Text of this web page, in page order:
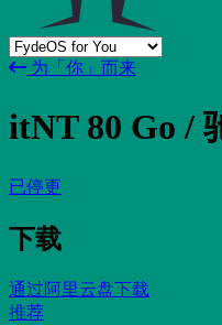
为「你」而来
itNT 80 Go /
已停更
下载
通过阿里云盘下载
推荐